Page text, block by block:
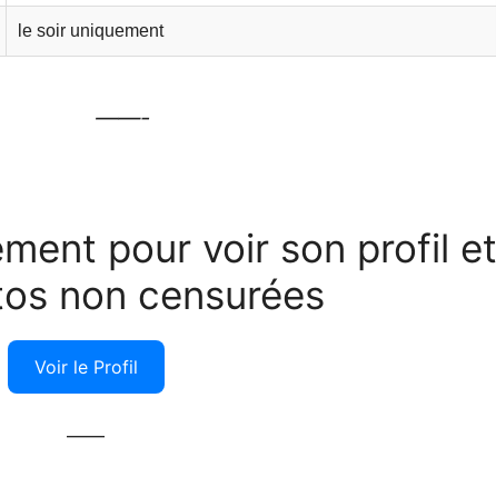
le soir uniquement
——-
pour voir son profil et
non censurées
Voir le Profil
——